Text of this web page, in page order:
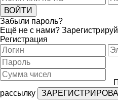
Забыли пароль?
Ещё не с нами?
Регистрация
рассылку